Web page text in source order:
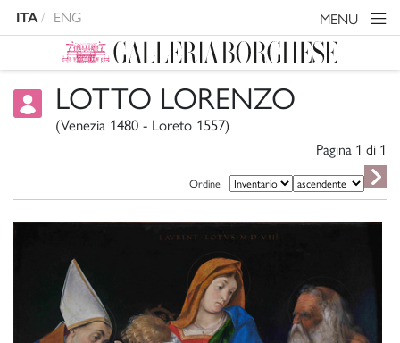
ITA ENG MENU
LOTTO LORENZO
(Venezia 1480 - Loreto 1557)
Pagina 1 di 1
Ordine